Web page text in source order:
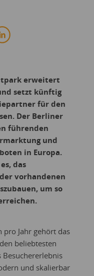
erweitert
setzt künftig
für den
Der Berliner
führenden
und
in Europa.
das
vorhandenen
um so
Jahr gehört das
beliebtesten
Besuchererlebnis
und skalierbar